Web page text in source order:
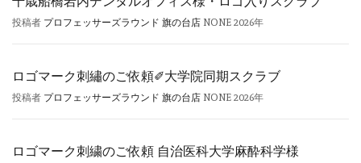
投稿者 プロフェッサーズラウンド 旗の台店 NONE 2026年
ロゴマーク刺繡のご依頼✐大学院同期スクラブ
投稿者 プロフェッサーズラウンド 旗の台店 NONE 2026年
ロゴマーク刺繍のご依頼 自治医科大学麻酔科学様